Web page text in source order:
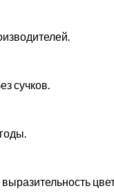
сучков.